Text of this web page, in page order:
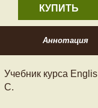
КУПИТЬ
Аннотация
Учебник курса
С.